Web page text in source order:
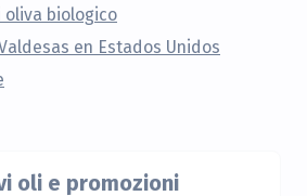
biologico
en Estados Unidos
oli e promozioni